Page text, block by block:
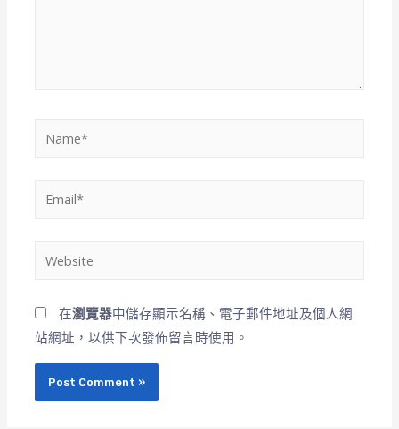
在瀏覽器中儲存顯示名稱、電子郵件地址及個人網
站網址，以供下次發佈留言時使用。